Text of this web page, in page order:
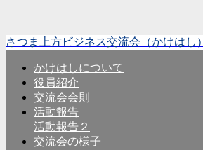
さつま上方ビジネス交流会（かけはし）
かけはしについて
役員紹介
交流会会則
活動報告
活動報告２
交流会の様子